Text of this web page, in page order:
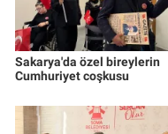
Sakarya'da özel bireylerin
Cumhuriyet coşkusu